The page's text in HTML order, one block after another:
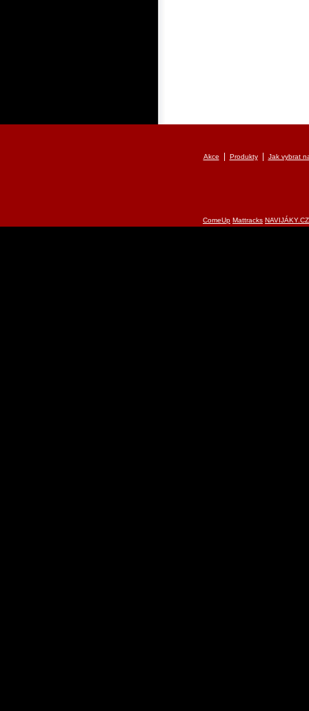
Akce Produkty| Jak vybrat
ComeUp Mattracks